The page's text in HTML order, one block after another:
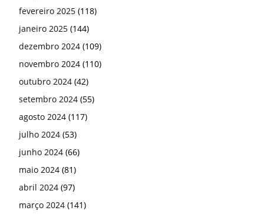
fevereiro 2025 (118)
janeiro 2025 (144)
dezembro 2024 (109)
novembro 2024 (110)
outubro 2024 (42)
setembro 2024 (55)
agosto 2024 (117)
julho 2024 (53)
junho 2024 (66)
maio 2024 (81)
abril 2024 (97)
março 2024 (141)